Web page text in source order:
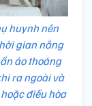
huynh nên
gian nắng
áo thoáng
ra ngoài và
điều hòa